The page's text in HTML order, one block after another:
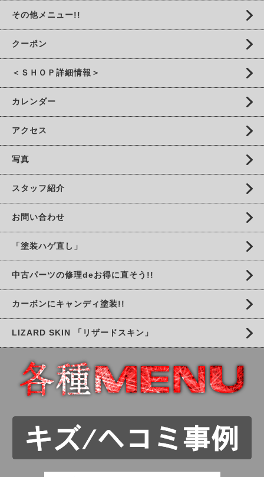
その他メニュー!!
クーポン
＜ＳＨＯＰ詳細情報＞
カレンダー
アクセス
写真
スタッフ紹介
お問い合わせ
「塗装ハゲ直し」
中古パーツの修理deお得に直そう!!
カーボンにキャンディ塗装!!
LIZARD SKIN 「リザードスキン」